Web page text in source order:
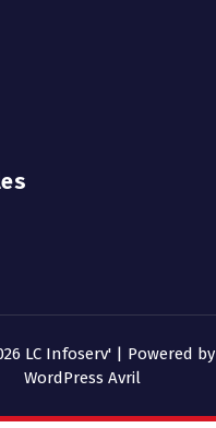
LC Infoserv' | Powered by
WordPress Avril